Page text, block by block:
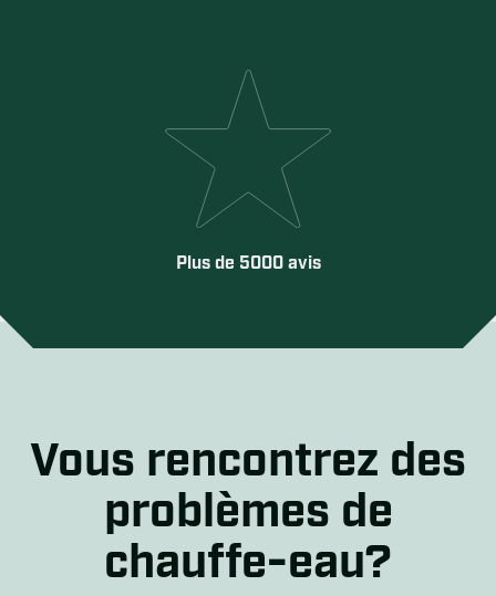
Plus de 5000 avis
Vous rencontrez des
problèmes de
chauffe-eau?